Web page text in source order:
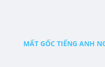
MẤT GỐC TIẾNG ANH